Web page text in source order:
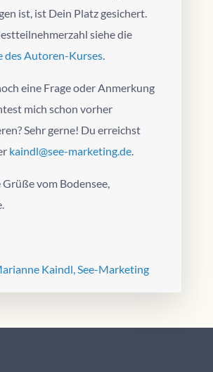
ist, ist Dein Platz gesichert.
siehe die
des Autoren-Kurses.
eine Frage oder Anmerkung
mich schon vorher
Sehr gerne! Du erreichst
kaindl@see-marketing.de.
vom Bodensee,